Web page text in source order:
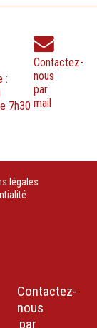
:
7h30
Contactez-
nous
par
mail
légales
Contactez-
nous
par